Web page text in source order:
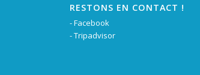
RESTONS EN CONTACT !
-Facebook
-Tripadvisor